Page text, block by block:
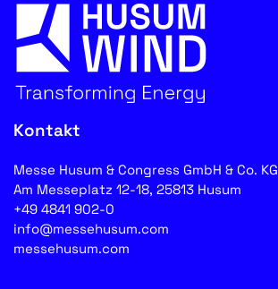
Kontakt
Messe Husum & Congress GmbH & Co. KG
Am Messeplatz 12-18, 25813 Husum
+49 4841 902-0
info@messehusum.com
messehusum.com